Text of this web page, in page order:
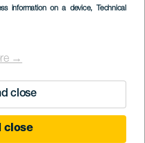
information on a device, Technical
→
close
close